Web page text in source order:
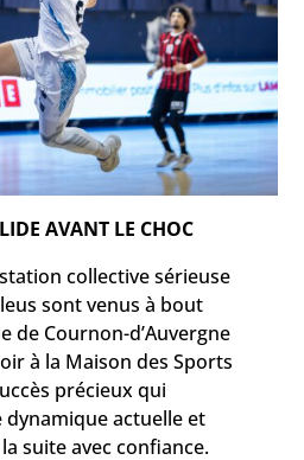
AVANT LE CHOC
collective sérieuse
sont venus à bout
de Cournon-d’Auvergne
à la Maison des Sports
précieux qui
actuelle et
suite avec confiance.